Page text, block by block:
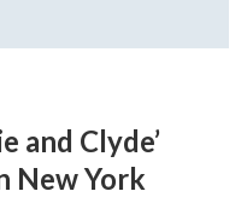
and Clyde’
New York